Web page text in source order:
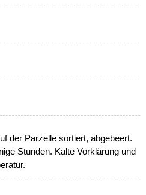
der Parzelle sortiert, abgebeert.
Stunden. Kalte Vorklärung und